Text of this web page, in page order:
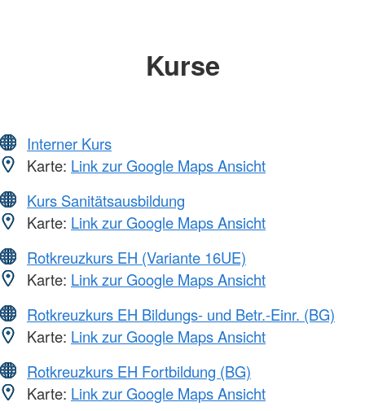
Kurse
Interner Kurs
Karte: Link zur Google Maps Ansicht
Kurs Sanitätsausbildung
Karte: Link zur Google Maps Ansicht
Rotkreuzkurs EH (Variante 16UE)
Karte: Link zur Google Maps Ansicht
Rotkreuzkurs EH Bildungs- und Betr.-Einr. (BG)
Karte: Link zur Google Maps Ansicht
Rotkreuzkurs EH Fortbildung (BG)
Karte: Link zur Google Maps Ansicht